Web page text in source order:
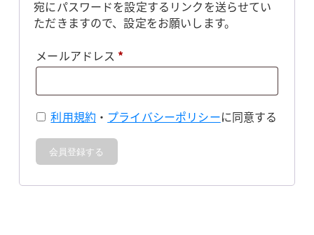
宛にパスワードを設定するリンクを送らせてい
ただきますので、設定をお願いします。
メールアドレス *必
利用規約 ・ プライバシーポリシーに同意する
会員登録する